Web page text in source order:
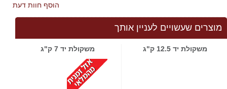
הוסף חוות דעת
מוצרים שעשויים לעניין אותך
משקולת יד 12.5 ק"ג משקולת יד 7 ק"ג